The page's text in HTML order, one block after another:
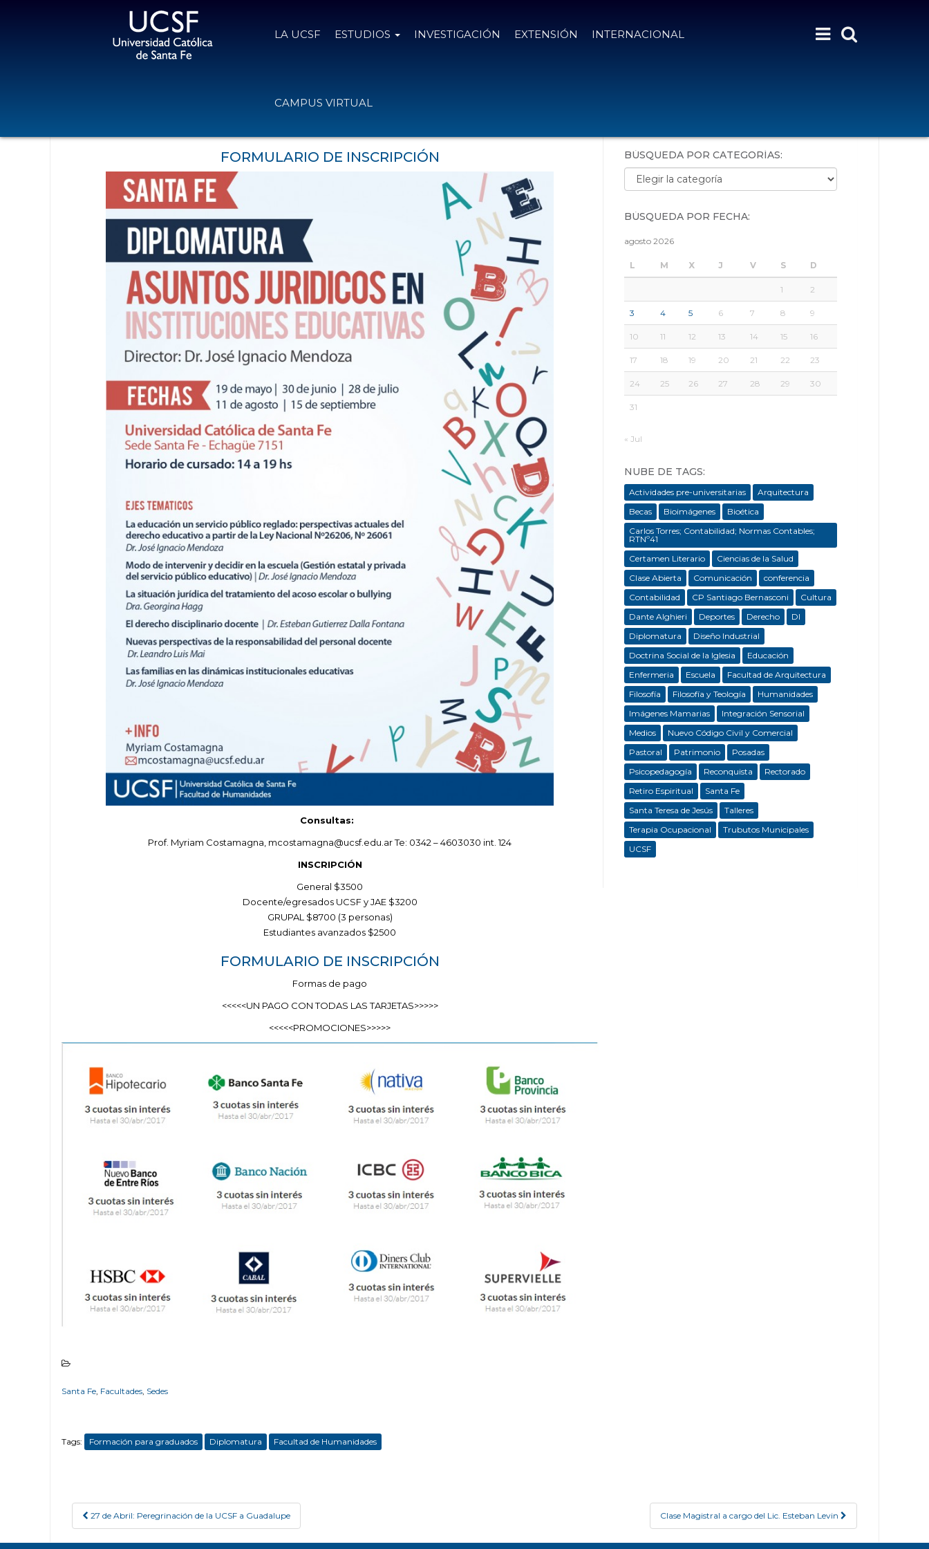
LA UCSF ESTUDIOS INVESTIGACIÓN EXTENSIÓN INTERNACIONAL
CAMPUS VIRTUAL
FORMULARIO DE INSCRIPCIÓN
Consultas:
Prof. Myriam Costamagna, mcostamagna@ucsf.edu.ar Te: 0342 – 4603030 int. 124
INSCRIPCIÓN
General $3500
Docente/egresados UCSF y JAE $3200
GRUPAL $8700 (3 personas)
Estudiantes avanzados $2500
FORMULARIO DE INSCRIPCIÓN
Formas de pago
<<<<<UN PAGO CON TODAS LAS TARJETAS>>>>>
<<<<<PROMOCIONES>>>>>
Santa Fe Facultades Sedes
Tags: Formación para graduados Diplomatura Facultad de Humanidades
BÚSQUEDA POR CATEGORÍAS:
Búsqueda por categorías:
BÚSQUEDA POR FECHA:
agosto 2026
L M X J V S D
1 2
3 4 5 6 7 8 9
10 11 12 13 14 15 16
17 18 19 20 21 22 23
24 25 26 27 28 29 30
31
« Jul
NUBE DE TAGS:
Actividades pre-universitarias
Arquitectura
Becas
Bioimágenes
Bioética
Carlos Torres; Contabilidad; Normas Contables;
RTNº41
Certamen Literario
Ciencias de la Salud
Clase Abierta
Comunicación
conferencia
Contabilidad
CP Santiago Bernasconi
Cultura
Dante Alghieri
Deportes Derecho
DI
Diplomatura
Diseño Industrial
Doctrina Social de la Iglesia
Educación
Enfermeria
Escuela
Facultad de Arquitectura
Filosofía
Filosofía y Teología
Humanidades
Imágenes Mamarias
Integración Sensorial
Medios
Nuevo Código Civil y Comercial
Pastoral
Patrimonio
Posadas
Psicopedagogía
Reconquista
Rectorado
Retiro Espiritual
Santa Fe
Santa Teresa de Jesús
Talleres
Terapia Ocupacional
Trubutos Municipales
UCSF
Post navigation
27 de Abril: Peregrinación de la UCSF a Guadalupe Clase Magistral a cargo del Lic. Esteban Levin